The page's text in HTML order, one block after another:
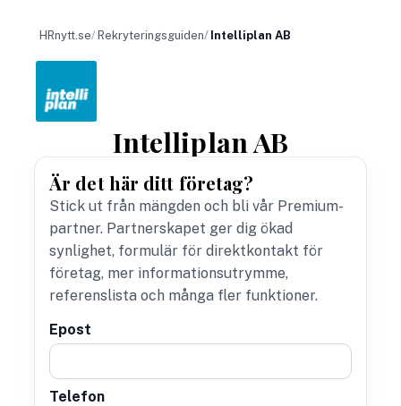
HRnytt.se Rekryteringsguiden Intelliplan AB
Intelliplan AB
Är det här ditt företag?
Stick ut från mängden och bli vår Premium-
partner. Partnerskapet ger dig ökad
synlighet, formulär för direktkontakt för
företag, mer informationsutrymme,
referenslista och många fler funktioner.
Epost
Telefon